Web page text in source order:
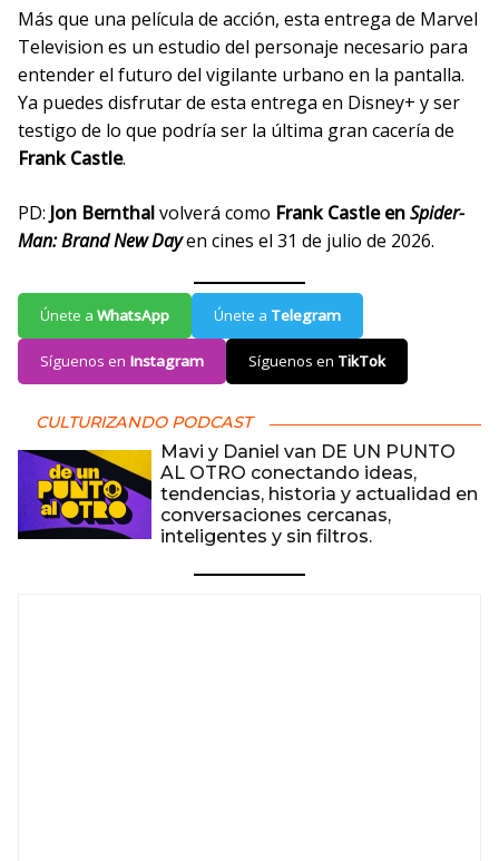
Más que una película de acción, esta entrega de Marvel
Television es un estudio del personaje necesario para
entender el futuro del vigilante urbano en la pantalla.
Ya puedes disfrutar de esta entrega en Disney+ y ser
testigo de lo que podría ser la última gran cacería de
Frank Castle.
PD: Jon Bernthalvolverá como Frank Castle enSpider-
Man: Brand New Dayen cines el 31 de julio de 2026.
Únete a WhatsApp Únete a Telegram
Síguenos en Instagram Síguenos en TikTok
CULTURIZANDO PODCAST
Mavi y Daniel van DE UN PUNTO
AL OTRO conectando ideas,
tendencias, historia y actualidad en
conversaciones cercanas,
inteligentes y sin filtros.